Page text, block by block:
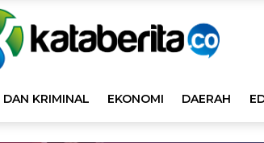
KRIMINAL EKONOMI DAERAH